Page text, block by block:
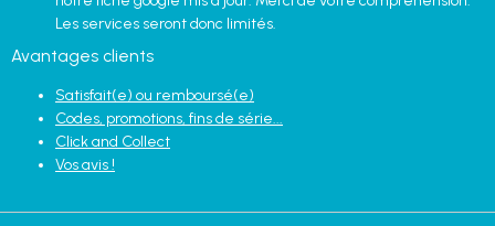
Les services seront donc limités.
Avantages clients
Satisfait(e) ou remboursé(e)
Codes, promotions, fins de série...
Click and Collect
Vos avis !